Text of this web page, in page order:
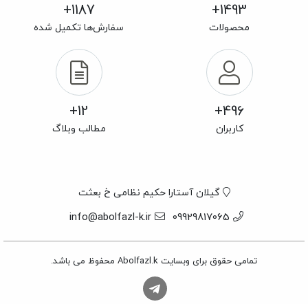
1493+
محصولات
1187+
سفارش‌ها تکمیل شده
496+
کاربران
12+
مطالب وبلاگ
گیلان آستارا حکیم نظامی خ بعثت
09929817065
info@abolfazl-k.ir
تمامی حقوق برای وبسایت Abolfazl.k محفوظ می باشد.